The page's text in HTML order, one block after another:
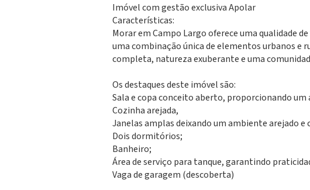
Imóvel com gestão exclusiva Apolar
Características:
Morar em Campo Largo oferece uma qualidade
uma combinação única de elementos urbanos e
completa, natureza exuberante e uma
Os destaques deste imóvel são:
Sala e copa conceito aberto, proporcionando
Cozinha arejada,
Janelas amplas deixando um ambiente arejado
Dois dormitórios;
Banheiro;
Área de serviço para tanque, garantindo
Vaga de garagem (descoberta)